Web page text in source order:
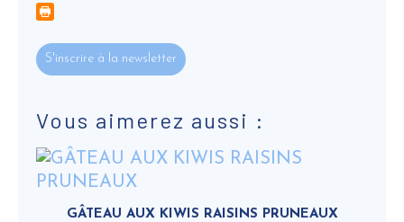
S'inscrire à la newsletter
Vous aimerez aussi :
GÂTEAU AUX KIWIS RAISINS PRUNEAUX